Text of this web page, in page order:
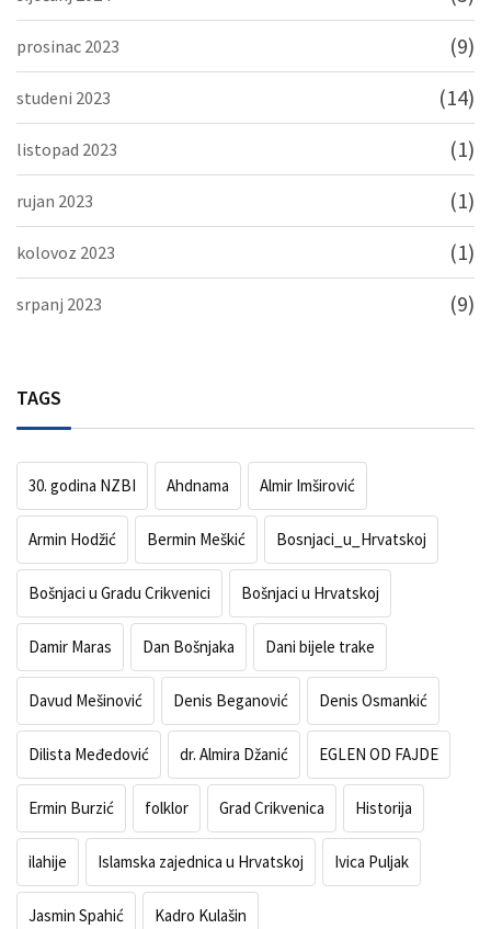
prosinac 2023 (9)
studeni 2023 (14)
listopad 2023 (1)
rujan 2023 (1)
kolovoz 2023 (1)
srpanj 2023 (9)
TAGS
30. godina NZBI Ahdnama Almir Imširović
Armin Hodžić Bermin Meškić Bosnjaci_u_Hrvatskoj
Bošnjaci u Gradu Crikvenici Bošnjaci u Hrvatskoj
Damir Maras Dan Bošnjaka Dani bijele trake
Davud Mešinović Denis Beganović Denis Osmankić
Dilista Međedović dr. Almira Džanić EGLEN OD FAJDE
Ermin Burzić folklor Grad Crikvenica Historija
ilahije Islamska zajednica u Hrvatskoj Ivica Puljak
Jasmin Spahić Kadro Kulašin